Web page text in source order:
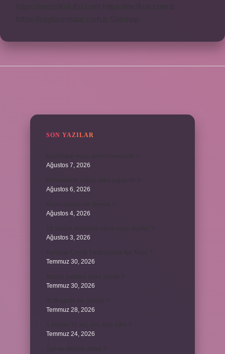
SON YAZILAR
Ağustos 7, 2026
Ağustos 6, 2026
Ağustos 4, 2026
Ağustos 3, 2026
Temmuz 30, 2026
Temmuz 30, 2026
Temmuz 28, 2026
Temmuz 24, 2026